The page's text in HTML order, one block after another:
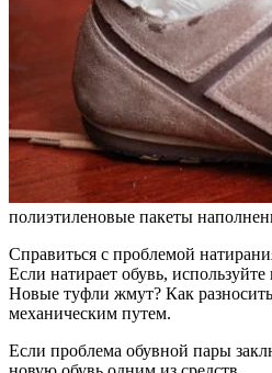
полиэтиленовые пакеты
Справиться с проблемой
Если натирает обувь,
Новые туфли жмут? Как
механическим путем.
Если проблема обувной пары